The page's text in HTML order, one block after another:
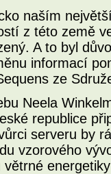
naším
z této země
A to byl
informací
ze
Neela
republice
serveru by
vzorového